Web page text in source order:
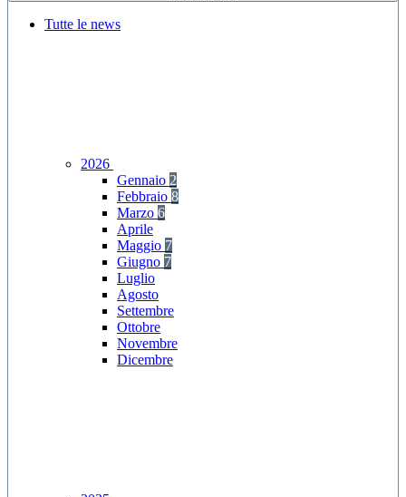
Tutte le news
2026
Gennaio 2
Febbraio 8
Marzo 6
Aprile
Maggio 7
Giugno 7
Luglio
Agosto
Settembre
Ottobre
Novembre
Dicembre